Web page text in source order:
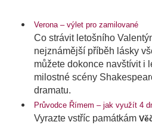
Verona – výlet pro zamilované
Co strávit letošního
nejznámější příběh lásky
můžete dokonce navštívit i
milostné scény
dramatu.
Průvodce Římem – jak využít 4
Vyrazte vstříc památkám